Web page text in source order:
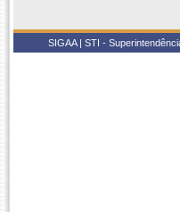
SIGAA | STI -